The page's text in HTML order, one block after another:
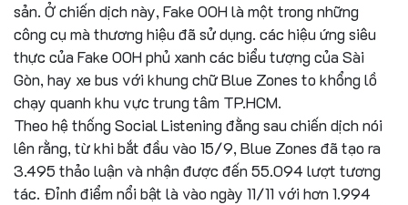
sản. Ở chiến dịch này, Fake OOH là một trong những
công cụ mà thương hiệu đã sử dụng. các hiệu ứng siêu
thực của Fake OOH phủ xanh các biểu tượng của Sài
Gòn, hay xe bus với khung chữ Blue Zones to khổng lồ
chạy quanh khu vực trung tâm TP.HCM.
Theo hệ thống Social Listening đằng sau chiến dịch nói
lên rằng, từ khi bắt đầu vào 15/9, Blue Zones đã tạo ra
3.495 thảo luận và nhận được đến 55.094 lượt tương
tác. Đỉnh điểm nổi bật là vào ngày 11/11 với hơn 1.994